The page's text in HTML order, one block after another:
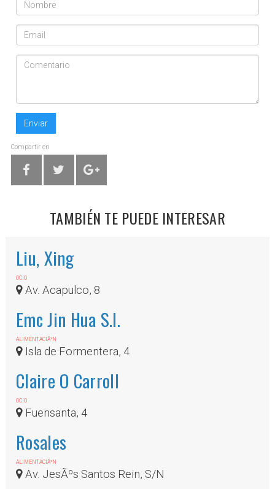
Enviar
Compartir en
TAMBIÉN TE PUEDE INTERESAR
Liu, Xing
OCIO
Av. Acapulco, 8
Emc Jin Hua S.l.
ALIMENTACIÃ³N
Isla de Formentera, 4
Claire O Carroll
OCIO
Fuensanta, 4
Rosales
ALIMENTACIÃ³N
Av. JesÃºs Santos Rein, S/N